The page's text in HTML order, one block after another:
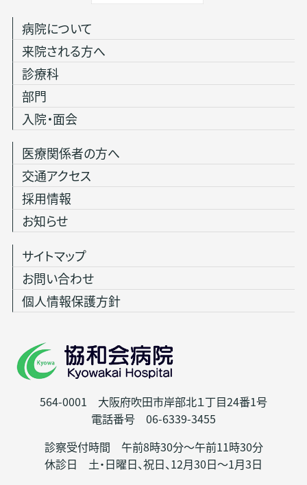
564-0001 大阪府吹田市岸部北１丁目24番1号
電話番号 06-6339-3455
診察受付時間 午前8時30分～午前11時30分
休診日 土・日曜日、祝日、12月30日～1月3日
病院について
来院される方へ
診療科
部門
入院・面会
医療関係者の方へ
交通アクセス
採用情報
お知らせ
サイトマップ
お問い合わせ
個人情報保護方針